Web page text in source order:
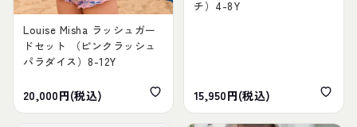
Louise Misha ラッシュガー
ドセット （ピンクラッシュ
パラダイス）8-12Y
20,000円(税込)
チ）4-8Y
15,950円(税込)